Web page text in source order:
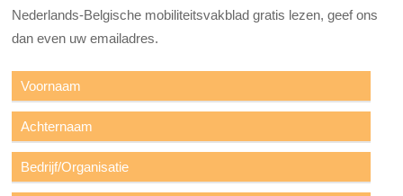
Nederlands-Belgische mobiliteitsvakblad gratis lezen, geef ons
dan even uw emailadres.